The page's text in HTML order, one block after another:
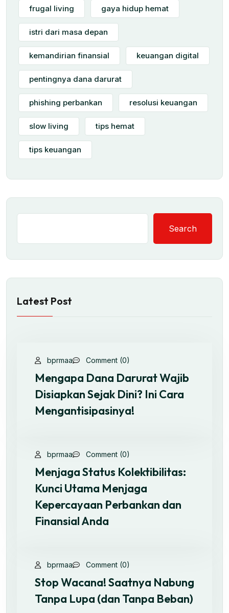
frugal living gaya hidup hemat
istri dari masa depan
kemandirian finansial keuangan digital
pentingnya dana darurat
phishing perbankan resolusi keuangan
slow living tips hemat
tips keuangan
Search
Latest Post
bprmaa Comment (0)
Mengapa Dana Darurat Wajib
Disiapkan Sejak Dini? Ini Cara
Mengantisipasinya!
bprmaa Comment (0)
Menjaga Status Kolektibilitas:
Kunci Utama Menjaga
Kepercayaan Perbankan dan
Finansial Anda
bprmaa Comment (0)
Stop Wacana! Saatnya Nabung
Tanpa Lupa (dan Tanpa Beban)